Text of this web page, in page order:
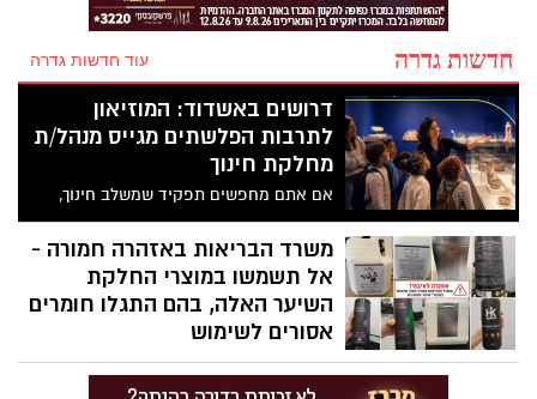
חדשות גדרה עוד חדשות גדרה
דרושים באשדוד: המוזיאון
לתרבות הפלשתים מגייס מנהל/ת
מחלקת חינוך
אם אתם מחפשים תפקיד שמשלב חינוך,
תרבות, ניהול ויצירתיות – ייתכן שזו
ההזדמנות הבאה שלכם. המוזיאון לתרבות
הפלשתים באשדוד פרסם מודעת דרושים
למשרת מנהל/ת מחלקת חינוך בהיקף של
משרה מלאה.
משרד הבריאות באזהרה חמורה -
אל תשמשו במוצרי החלקת
השיער האלה, בהם התגלו חומרים
אסורים לשימוש
לאחר בדיקות מעבדה שבוצעו למוצרים
שנתפסו בתשעה סניפי רשת "מרכז